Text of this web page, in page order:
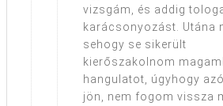
vizsgám, és addig
karácsonyozást. Utána
sehogy se sikerült
kierőszakolnom
hangulatot, úgyhogy
jön, nem fogom vissza